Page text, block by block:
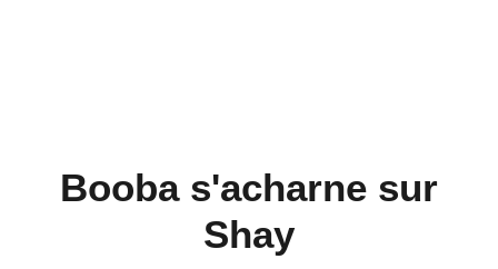
Booba s'acharne sur
Shay